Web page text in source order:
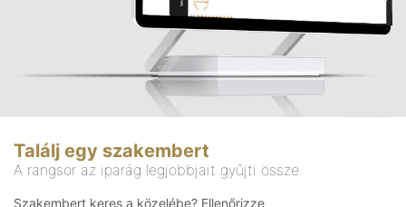
Találj egy szakembert
A rangsor az iparág legjobbjait gyűjti össze
Szakembert keres a közelébe? Ellenőrizze